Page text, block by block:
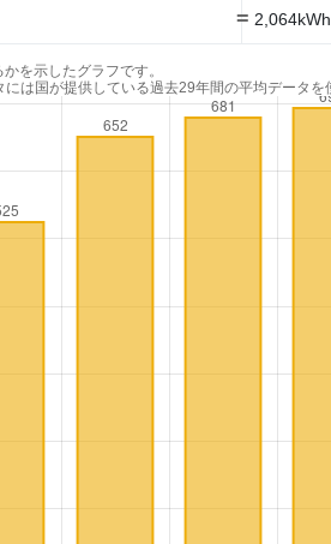
= 2,064kWh
を示したグラフです。
は国が提供している過去29年間の平均データを